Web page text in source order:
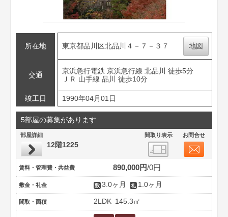
所在地 東京都品川区北品川４－７－３７ 地図
交通
京浜急行電鉄 京浜急行線 北品川 徒歩5分
ＪＲ 山手線 品川 徒歩10分
竣工日 1990年04月01日
5部屋の募集があります
部屋詳細 間取り表示 お問合せ
12階1225
賃料・管理費・共益費 890,000円 0円
敷金・礼金 3.0ヶ月 1.0ヶ月
間取・面積 2LDK 145.3㎡